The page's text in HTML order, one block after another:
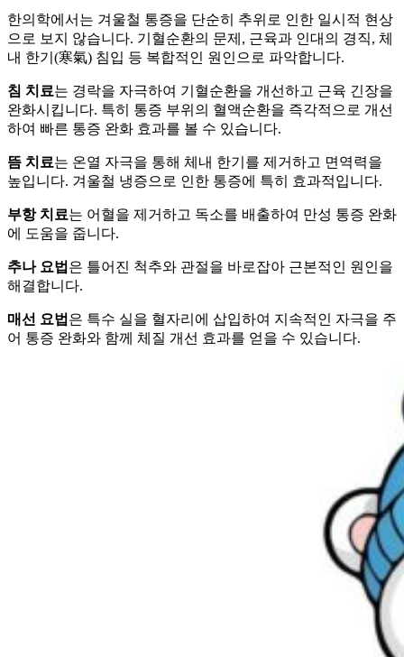
한의학에서는 겨울철 통증을 단순히 추위로 인한 일시적 현상
으로 보지 않습니다. 기혈순환의 문제, 근육과 인대의 경직, 체
내 한기(寒氣) 침입 등 복합적인 원인으로 파악합니다.
침 치료는 경락을 자극하여 기혈순환을 개선하고 근육 긴장을
완화시킵니다. 특히 통증 부위의 혈액순환을 즉각적으로 개선
하여 빠른 통증 완화 효과를 볼 수 있습니다.
뜸 치료는 온열 자극을 통해 체내 한기를 제거하고 면역력을
높입니다. 겨울철 냉증으로 인한 통증에 특히 효과적입니다.
부항 치료는 어혈을 제거하고 독소를 배출하여 만성 통증 완화
에 도움을 줍니다.
추나 요법 은 틀어진 척추와 관절을 바로잡아 근본적인 원인을
해결합니다.
매선 요법 은 특수 실을 혈자리에 삽입하여 지속적인 자극을 주
어 통증 완화와 함께 체질 개선 효과를 얻을 수 있습니다.